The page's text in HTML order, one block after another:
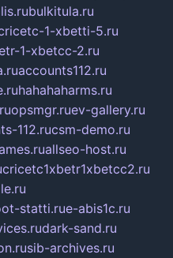
bulkitula.ru
1-xbetti-5.ru
1-xbetcc-2.ru
accounts112.ru
hahahaharms.ru
opsmgr.ruev-gallery.ru
112.rucsm-demo.ru
allseo-host.ru
cricetc1xbetr1xbetcc2.ru
statti.rue-abis1c.ru
dark-sand.ru
sib-archives.ru